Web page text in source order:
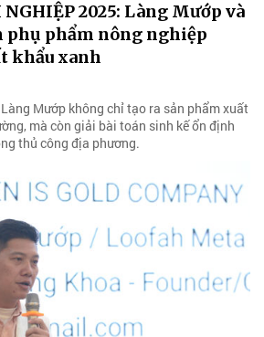
NGHIỆP 2025: Làng Mướp và
phẩm nông nghiệp
khẩu xanh
Mướp không chỉ tạo ra sản phẩm xuất
mà còn giải bài toán sinh kế ổn định
thủ công địa phương.